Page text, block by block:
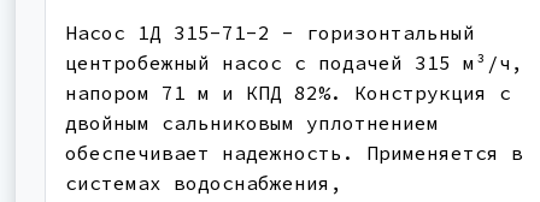
Насос 1Д 315-71-2 - горизонтальный
центробежный насос с подачей 315 м³/ч,
напором 71 м и КПД 82%. Конструкция с
двойным сальниковым уплотнением
обеспечивает надежность. Применяется в
системах водоснабжения,